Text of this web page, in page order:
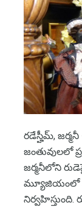
రడేస్హీమ్,
జంతువులలో
జర్మనీలోని
మ్యూజియంలో